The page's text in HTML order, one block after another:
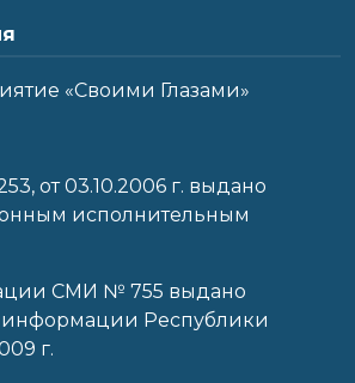
«Своими Глазами»
от 03.10.2006 г. выдано
исполнительным
СМИ № 755 выдано
информации Республики
г.